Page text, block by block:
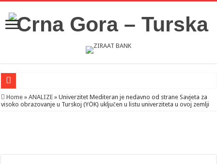
Novosti iz Acibadema
Home » ANALIZE » Univerzitet Mediteran je nedavno od strane Savjeta za
visoko obrazovanje u Turskoj (YÖK) uključen u listu univerziteta u ovoj zemlji